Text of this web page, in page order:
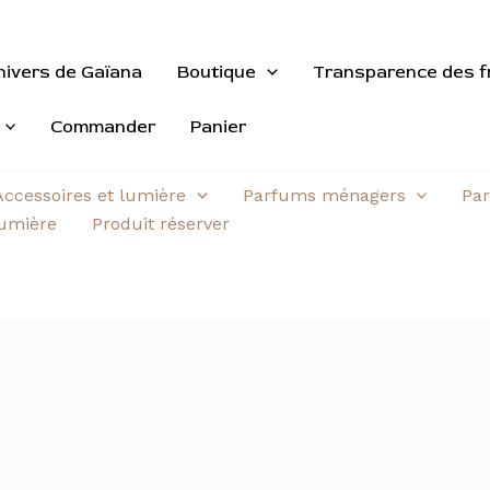
de Gaïana Boutique Transparence des
Commander Panier
et lumière Parfums ménagers
Produit réserver